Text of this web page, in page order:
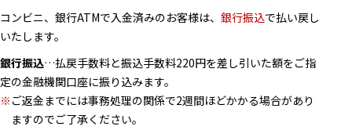
コンビニ、銀行ATMで入金済みのお客様は、 銀行振込で払い戻し
いたします。
銀行振込…払戻手数料と振込手数料220円を差し引いた額をご指
定の金融機関口座に振り込みます。
※ ご返金までには事務処理の関係で2週間ほどかかる場合があり
ますのでご了承ください。